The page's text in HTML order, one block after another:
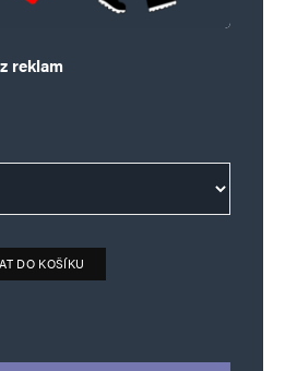
reklam
720 Kč
množství
DO KOŠÍKU